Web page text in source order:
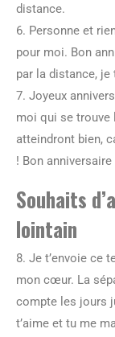
distance.
6. Personne et
pour moi. Bon
par la distance, je
7. Joyeux
moi qui se trouve
atteindront bien,
! Bon anniversaire
Souhaits
lointain
8. Je t’envoie ce
mon cœur. La
compte les jours
t’aime et tu me